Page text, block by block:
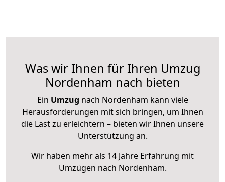
Was wir Ihnen für Ihren Umzug
Nordenham nach bieten
Ein Umzug nach Nordenham kann viele
Herausforderungen mit sich bringen, um Ihnen
die Last zu erleichtern – bieten wir Ihnen unsere
Unterstützung an.
Wir haben mehr als 14 Jahre Erfahrung mit
Umzügen nach Nordenham.